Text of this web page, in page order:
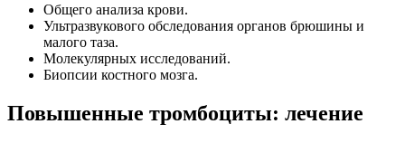
Общего анализа крови.
Ультразвукового обследования органов брюшины и
малого таза.
Молекулярных исследований.
Биопсии костного мозга.
Повышенные тромбоциты: лечение